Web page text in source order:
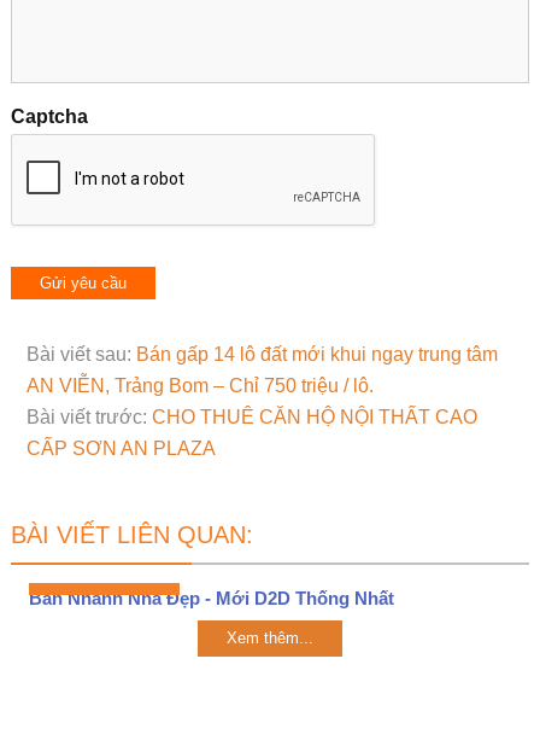
Captcha
Bài viết sau: Bán gấp 14 lô đất mới khui ngay trung tâm
AN VIỄN, Trảng Bom – Chỉ 750 triệu / lô.
Bài viết trước: CHO THUÊ CĂN HỘ NỘI THẤT CAO
CẤP SƠN AN PLAZA
BÀI VIẾT LIÊN QUAN:
Bán Nhanh Nhà Đẹp - Mới D2D Thống Nhất
Xem thêm...